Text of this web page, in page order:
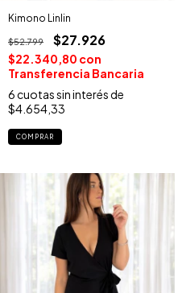
Kimono Linlin
$52.799 $27.926
$22.340,80 con
Transferencia Bancaria
6cuotas sin interés de
$4.654,33
COMPRAR